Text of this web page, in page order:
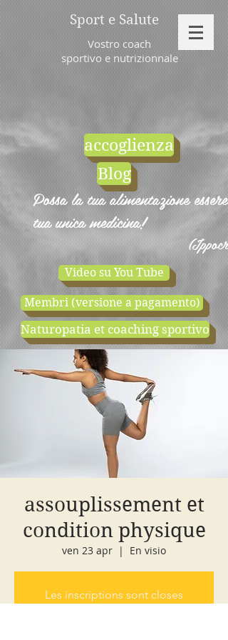
Sport e Salute
Vostro coach
sportivo e nutrizionnale
accoglienza
Blog
Possa la tua alimentazione essere
tua unica medicina!
Video su You Tube
Membri (versione a pagamento)
Naturopatia et coaching sportivo
cours d'essai negozio
assouplissement et
condition physique
ven 23 apr
  |
En visio
Les inscriptions sont closes